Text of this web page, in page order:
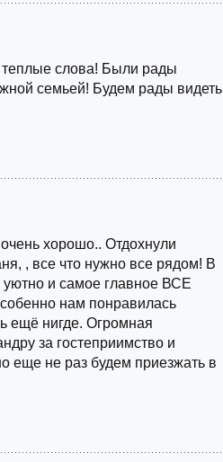
слова! Были рады
семьей! Будем рады видеть
хорошо.. Отдохнули
, все что нужно все рядом! В
уютно и самое главное ВСЕ
нам понравилась
ещё нигде. Огромная
за гостеприимство и
еще не раз будем приезжать в